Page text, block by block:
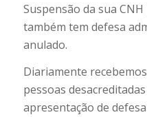
Suspensão da sua
também tem defesa
anulado.
Diariamente
pessoas
apresentação de